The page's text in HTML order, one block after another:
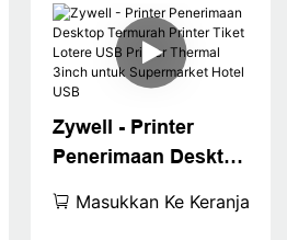
Termal dengan
kepala printer
diimpor dari Jepang
USB
Zywell - Printer
Penerimaan Desktop
Tiket Lotere USB
Masukkan Ke Keranjang